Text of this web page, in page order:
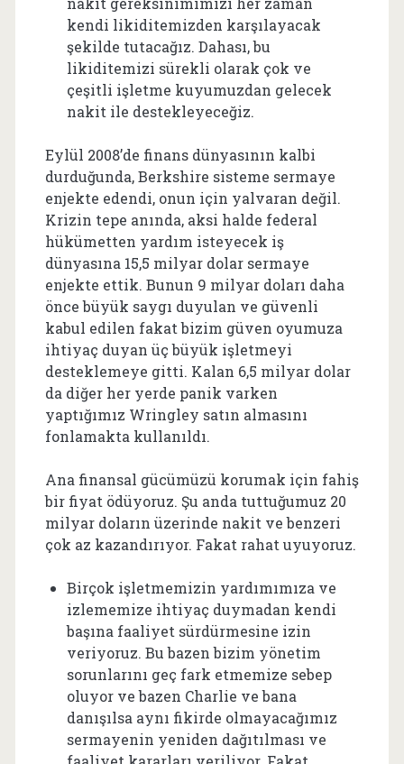
kendi likiditemizden karşılayacak
şekilde tutacağız. Dahası, bu
likiditemizi sürekli olarak çok ve
çeşitli işletme kuyumuzdan gelecek
nakit ile destekleyeceğiz.
Eylül 2008’de finans dünyasının kalbi
durduğunda, Berkshire sisteme sermaye
enjekte edendi, onun için yalvaran değil.
Krizin tepe anında, aksi halde federal
hükümetten yardım isteyecek iş
dünyasına 15,5 milyar dolar sermaye
enjekte ettik. Bunun 9 milyar doları daha
önce büyük saygı duyulan ve güvenli
kabul edilen fakat bizim güven oyumuza
ihtiyaç duyan üç büyük işletmeyi
desteklemeye gitti. Kalan 6,5 milyar dolar
da diğer her yerde panik varken
yaptığımız Wringley satın almasını
fonlamakta kullanıldı.
Ana finansal gücümüzü korumak için fahiş
bir fiyat ödüyoruz. Şu anda tuttuğumuz 20
milyar doların üzerinde nakit ve benzeri
çok az kazandırıyor. Fakat rahat uyuyoruz.
Birçok işletmemizin yardımımıza ve
izlememize ihtiyaç duymadan kendi
başına faaliyet sürdürmesine izin
veriyoruz. Bu bazen bizim yönetim
sorunlarını geç fark etmemize sebep
oluyor ve bazen Charlie ve bana
danışılsa aynı fikirde olmayacağımız
sermayenin yeniden dağıtılması ve